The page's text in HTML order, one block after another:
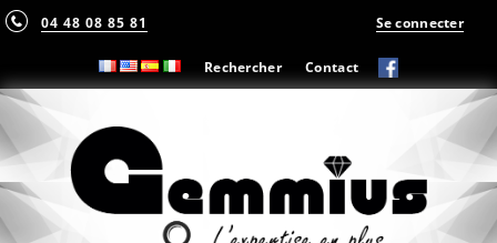
04 48 08 85 81
Rechercher Contact
Se connecter